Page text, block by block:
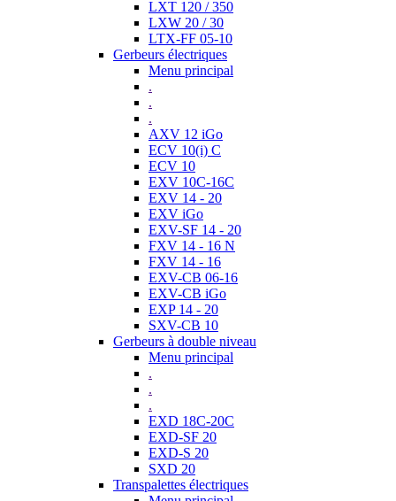
LXT 120 / 350
LXW 20 / 30
LTX-FF 05-10
Gerbeurs électriques
Menu principal
.
.
.
AXV 12 iGo
ECV 10(i) C
ECV 10
EXV 10C-16C
EXV 14 - 20
EXV iGo
EXV-SF 14 - 20
FXV 14 - 16 N
FXV 14 - 16
EXV-CB 06-16
EXV-CB iGo
EXP 14 - 20
SXV-CB 10
Gerbeurs à double niveau
Menu principal
.
.
.
EXD 18C-20C
EXD-SF 20
EXD-S 20
SXD 20
Transpalettes électriques